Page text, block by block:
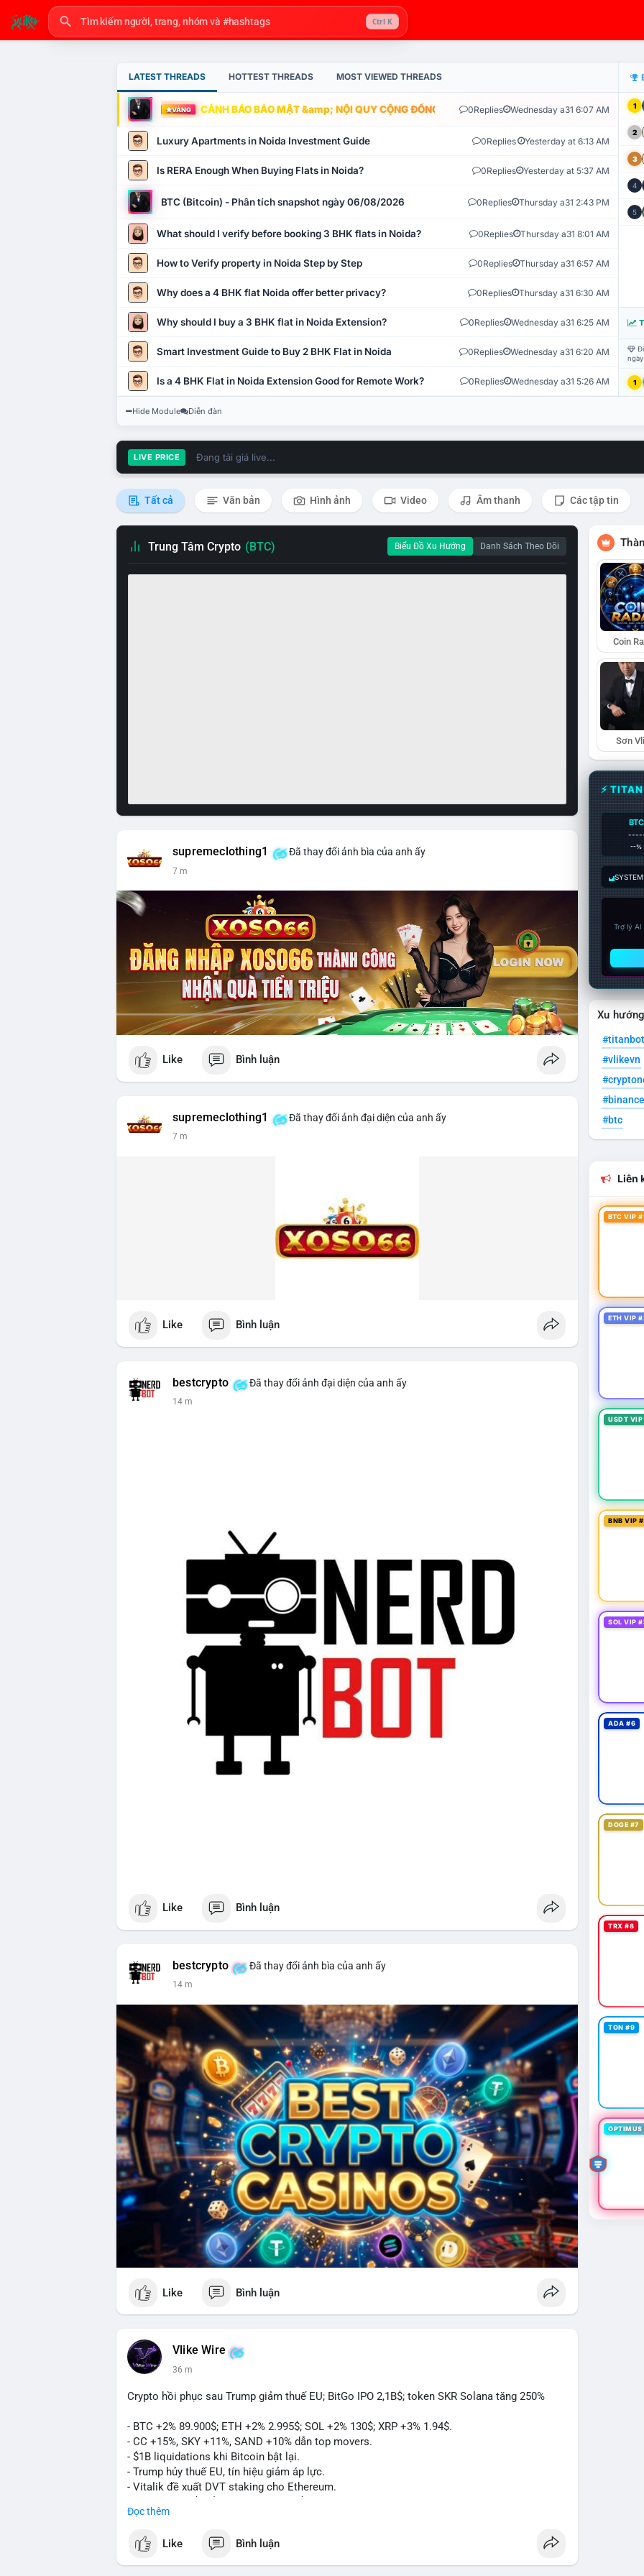
Ctrl K
LATEST THREADS HOTTEST THREADS MOST VIEWED THREADS
VÀNG CẢNH BÁO BẢO MẬT &amp; NỘI QUY CỘNG ĐỒNG VLIKE.VN: HỆ THỐNG GIÁM SÁT TỰ
0Replies Wednesday a31 6:07 AM
Luxury Apartments in Noida Investment Guide 0Replies Yesterday at 6:13 AM
Is RERA Enough When Buying Flats in Noida? 0Replies Yesterday at 5:37 AM
BTC (Bitcoin) - Phân tích snapshot ngày 06/08/2026 0Replies Thursday a31 2:43 PM
What should I verify before booking 3 BHK flats in Noida? 0Replies Thursday a31 8:01 AM
How to Verify property in Noida Step by Step 0Replies Thursday a31 6:57 AM
Why does a 4 BHK flat Noida offer better privacy? 0Replies Thursday a31 6:30 AM
Why should I buy a 3 BHK flat in Noida Extension? 0Replies Wednesday a31 6:25 AM
Smart Investment Guide to Buy 2 BHK Flat in Noida 0Replies Wednesday a31 6:20 AM
Is a 4 BHK Flat in Noida Extension Good for Remote Work? 0Replies Wednesday a31 5:26 AM
1
2
3
4
5
1
Hide Module Diễn đàn
LIVE PRICE Đang tải giá live...
Tất cả Văn bản Hình ảnh Video Âm thanh Các tập tin
Trung Tâm Crypto (BTC) Biểu Đồ Xu Hướng Danh Sách Theo Dõi
supremeclothing1 Đã thay đổi ảnh bìa của anh ấy
7 m
Like Bình luận
supremeclothing1 Đã thay đổi ảnh đại diện của anh ấy
7 m
Like Bình luận
bestcrypto Đã thay đổi ảnh đại diện của anh ấy
14 m
Like Bình luận
bestcrypto Đã thay đổi ảnh bìa của anh ấy
14 m
Like Bình luận
Vlike Wire
36 m
Crypto hồi phục sau Trump giảm thuế EU; BitGo IPO 2,1B$; token SKR Solana tăng 250%
- BTC +2% 89.900$; ETH +2% 2.995$; SOL +2% 130$; XRP +3% 1.94$.
- CC +15%, SKY +11%, SAND +10% dẫn top movers.
- $1B liquidations khi Bitcoin bật lại.
- Trump hủy thuế EU, tín hiệu giảm áp lực.
- Vitalik đề xuất DVT staking cho Ethereum.
- Senate Ag Committee tiến hành Clarity Act.
- HK cấp giấy phép stablecoin mới.
- Tòa án Nga công nhận crypto là tài sản.
Đọc thêm
Like Bình luận
Coin
Sơn
⚡
BTC
--%
Trợ lý
Xu
#titanbot
#vlikevn
#btc
Liên
BTC VIP
ETH VIP
USDT
BNB VIP
SOL VIP
ADA #6
DOGE #7
TRX #8
TON #9
OPTIMUS